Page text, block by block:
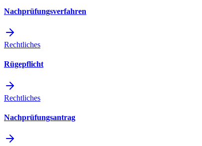
Nachprüfungsverfahren
Rechtliches
Rügepflicht
Rechtliches
Nachprüfungsantrag